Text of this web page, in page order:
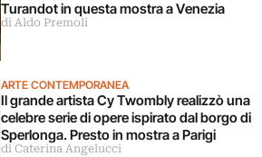
Turandot in questa mostra a Venezia
di Aldo Premoli
ARTE CONTEMPORANEA
Il grande artista Cy Twombly realizzò una
celebre serie di opere ispirato dal borgo di
Sperlonga. Presto in mostra a Parigi
di Caterina Angelucci